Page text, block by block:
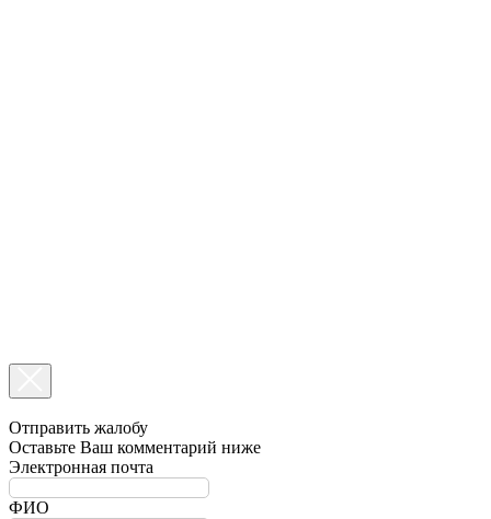
Отправить жалобу
Оставьте Ваш комментарий ниже
Электронная почта
ФИО